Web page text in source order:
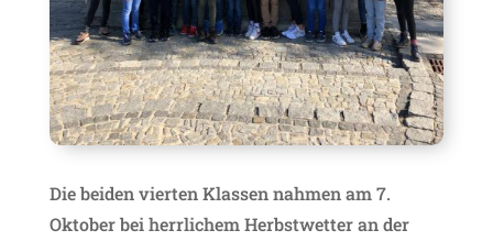
Die beiden vierten Klassen nahmen am 7.
Oktober bei herrlichem Herbstwetter an der